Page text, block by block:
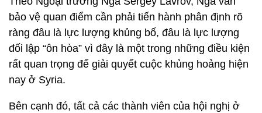
bảo vệ quan điểm cần phải tiến hành phân định rõ
ràng đâu là lực lượng khủng bố, đâu là lực lượng
đối lập “ôn hòa” vì đây là một trong những điều kiện
rất quan trọng để giải quyết cuộc khủng hoảng hiện
nay ở Syria.
Bên cạnh đó, tất cả các thành viên của hội nghị ở